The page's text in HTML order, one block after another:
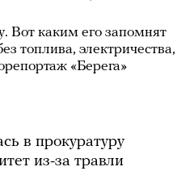
Вот каким его запомнят
топлива, электричества,
«Берега»
в прокуратуру
из-за травли